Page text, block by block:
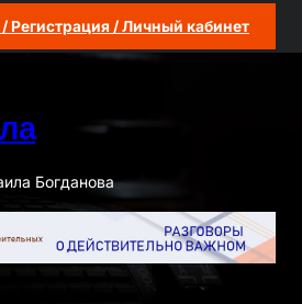
/ Регистрация / Личный кабинет
Богданова